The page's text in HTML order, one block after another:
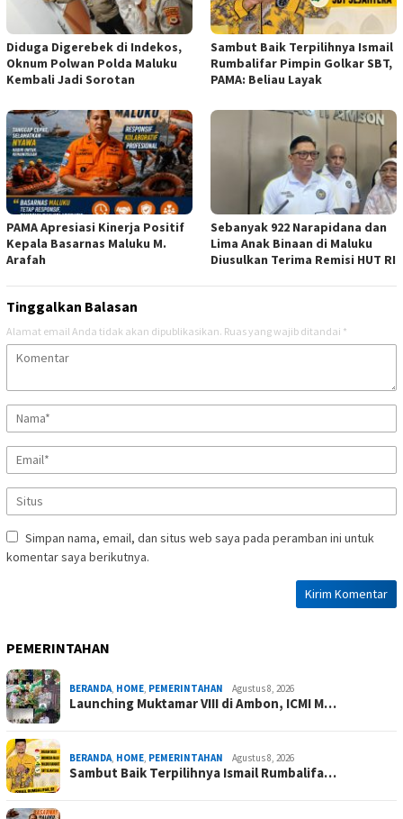
Diduga Digerebek di Indekos,
Oknum Polwan Polda Maluku
Kembali Jadi Sorotan
Sambut Baik Terpilihnya Ismail
Rumbalifar Pimpin Golkar SBT,
PAMA: Beliau Layak
PAMA Apresiasi Kinerja Positif
Kepala Basarnas Maluku M.
Arafah
Sebanyak 922 Narapidana dan
Lima Anak Binaan di Maluku
Diusulkan Terima Remisi HUT RI
Tinggalkan Balasan
Alamat email Anda tidak akan dipublikasikan. Ruas yang wajib ditandai *
Simpan nama, email, dan situs web saya pada peramban ini untuk
komentar saya berikutnya.
PEMERINTAHAN
BERANDA, HOME, PEMERINTAHAN Agustus 8, 2026
Launching Muktamar VIII di Ambon, ICMI M…
BERANDA, HOME, PEMERINTAHAN Agustus 8, 2026
Sambut Baik Terpilihnya Ismail Rumbalifa…